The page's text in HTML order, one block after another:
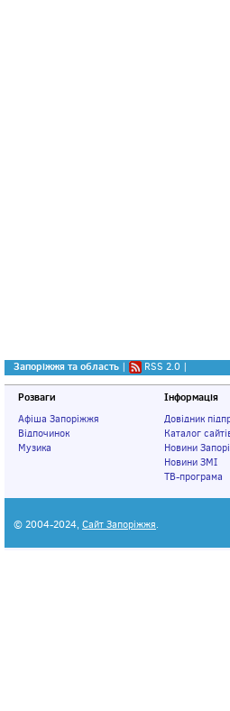
Запоріжжя та область | RSS 2.0 |
Розваги
Афіша Запоріжжя
Відпочинок
Музика
Інформація
Довідник
Каталог
Новини
Новини ЗМІ
ТВ-програма
© 2004-2024, Сайт Запоріжжя.